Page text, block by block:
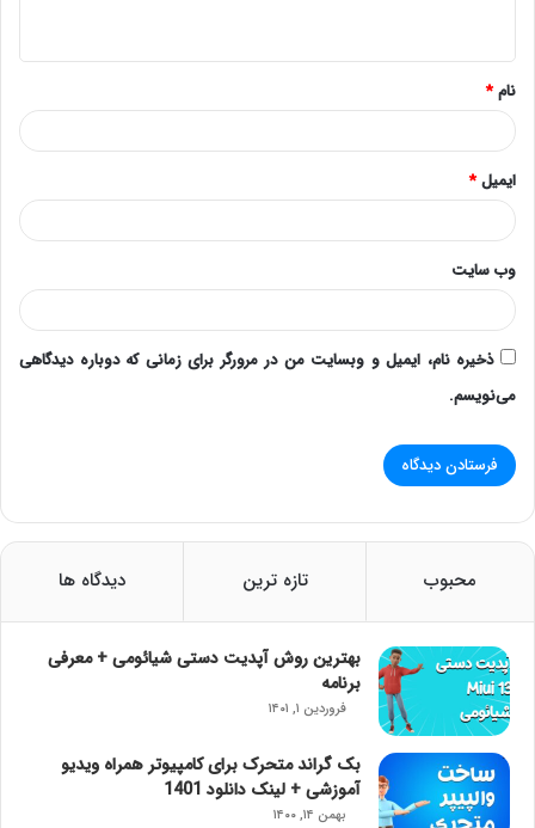
*
نام*
ایمیل*
وب‌ سایت
ذخیره نام، ایمیل و وبسایت من در مرورگر برای زمانی که دوباره دیدگاهی
می‌نویسم.
محبوب تازه ترین دیدگاه ها
بهترین روش آپدیت دستی شیائومی + معرفی
برنامه
فروردین ۱, ۱۴۰۱
بک گراند متحرک برای کامپیوتر همراه ویدیو
آموزشی + لینک دانلود 1401
بهمن ۱۴, ۱۴۰۰